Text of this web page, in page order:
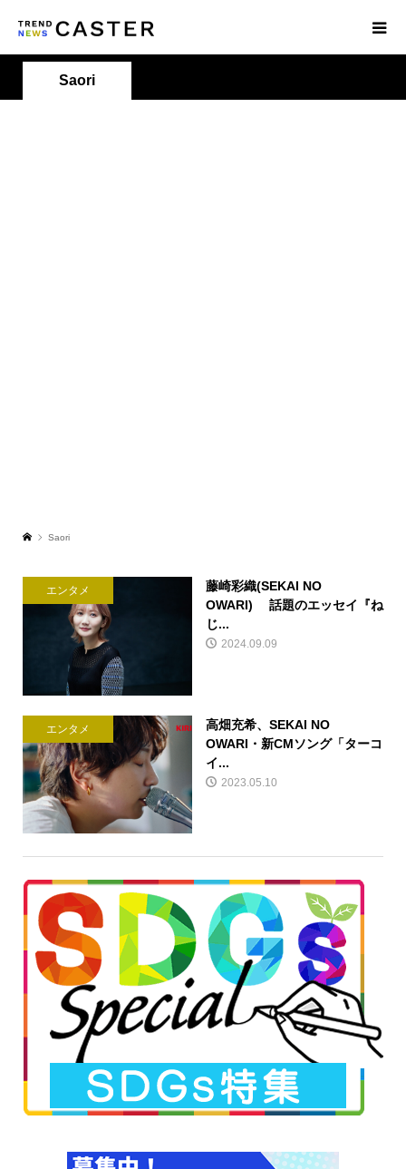
Saori
Saori
エンタメ
藤崎彩織(SEKAI NO
OWARI) 話題のエッセイ『ね
じ...
2024.09.09
エンタメ
高畑充希、SEKAI NO
OWARI・新CMソング「ターコ
イ...
2023.05.10